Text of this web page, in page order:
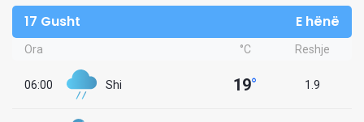
17 Gusht E hënë
Ora °C Reshje
06:00 Shi 19° 1.9